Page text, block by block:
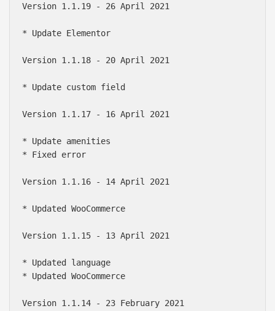
Version 1.1.19 - 26 April 2021
* Update Elementor
Version 1.1.18 - 20 April 2021
* Update custom field
Version 1.1.17 - 16 April 2021
* Update amenities
* Fixed error
Version 1.1.16 - 14 April 2021
* Updated WooCommerce
Version 1.1.15 - 13 April 2021
* Updated language
* Updated WooCommerce
Version 1.1.14 - 23 February 2021